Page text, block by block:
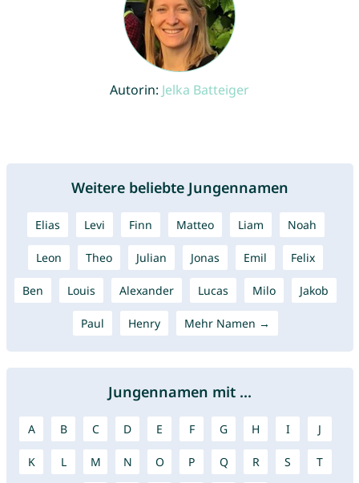
Autorin: Jelka Batteiger
Weitere beliebte Jungennamen
Elias Levi Finn Matteo Liam Noah
Leon Theo Julian Jonas Emil Felix
Ben Louis Alexander Lucas Milo Jakob
Paul Henry Mehr Namen →
Jungennamen mit ...
A B C D E F G H I J
K L M N O P Q R S T